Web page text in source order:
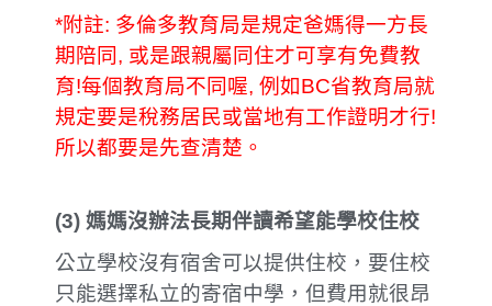
*附註: 多倫多教育局是規定爸媽得一方長
期陪同, 或是跟親屬同住才可享有免費教
育!每個教育局不同喔, 例如BC省教育局就
規定要是稅務居民或當地有工作證明才行!
所以都要是先查清楚。
(3) 媽媽沒辦法長期伴讀希望能學校住校
公立學校沒有宿舍可以提供住校，要住校
只能選擇私立的寄宿中學，但費用就很昂